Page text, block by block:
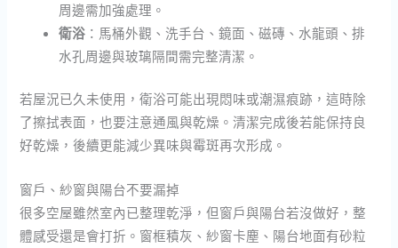
周邊需加強處理。
衛浴 ：馬桶外觀、洗手台、鏡面、磁磚、水龍頭、排
水孔周邊與玻璃隔間需完整清潔。
若屋況已久未使用，衛浴可能出現悶味或潮濕痕跡，這時除
了擦拭表面，也要注意通風與乾燥。清潔完成後若能保持良
好乾燥，後續更能減少異味與霉斑再次形成。
窗戶、紗窗與陽台不要漏掉
很多空屋雖然室內已整理乾淨，但窗戶與陽台若沒做好，整
體感受還是會打折。窗框積灰、紗窗卡塵、陽台地面有砂粒